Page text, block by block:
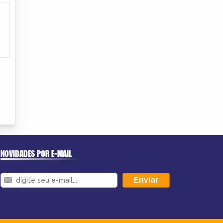
NOVIDADES POR E-MAIL